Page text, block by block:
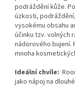
podráždění kůže.
úzkosti,
vysokému obsahu
účinku tzv. volných
nádorového bujení.
mnoha
Ideální chvíle:
jako nápoj na